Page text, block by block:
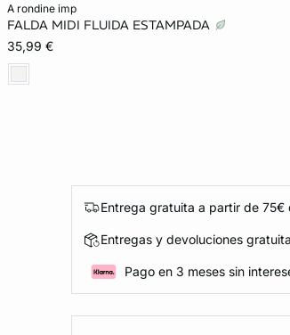
a rondine imp
FALDA MIDI FLUIDA ESTAMPADA
35,99 €
Entrega gratuita a partir de 75€
Entregas y devoluciones
Pago en 3 meses sin